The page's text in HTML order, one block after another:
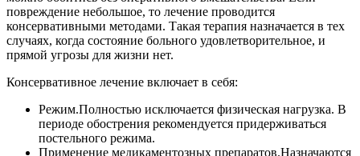
повреждение небольшое, то лечение проводится
консервативными методами. Такая терапия назначается в тех
случаях, когда состояние больного удовлетворительное, и
прямой угрозы для жизни нет.
Консервативное лечение включает в себя:
Режим.Полностью исключается физическая нагрузка. В
периоде обострения рекомендуется придерживаться
постельного режима.
Применение медикаментозных препаратов.Назначаются